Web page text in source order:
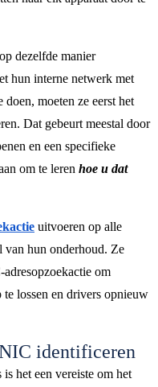
dezelfde manier
hun interne netwerk met
moeten ze eerst het
Dat gebeurt meestal door
en een specifieke
om te leren hoe u dat
uitvoeren op alle
van hun onderhoud. Ze
om
lossen en drivers opnieuw
identificeren
het een vereiste om het